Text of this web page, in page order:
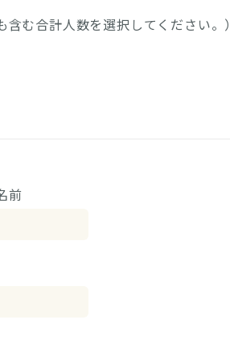
含む合計人数を選択してください。）
前